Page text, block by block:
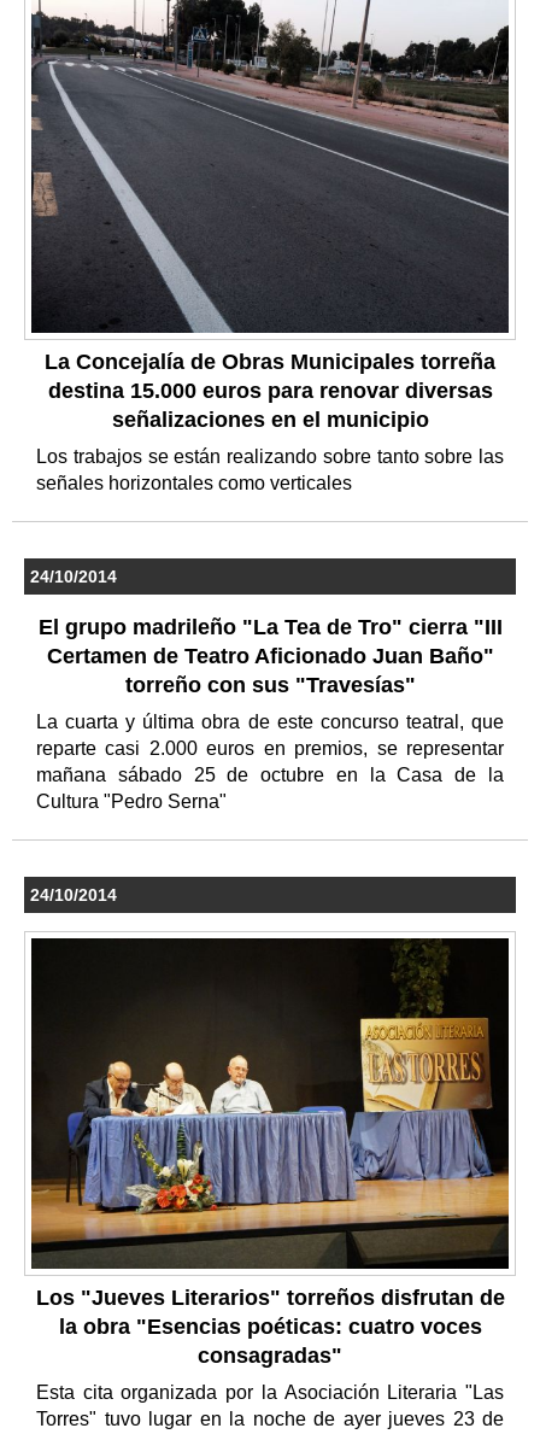
La Concejalía de Obras Municipales torreña
destina 15.000 euros para renovar diversas
señalizaciones en el municipio
Los trabajos se están realizando sobre tanto sobre las
señales horizontales como verticales
24/10/2014
El grupo madrileño "La Tea de Tro" cierra "III
Certamen de Teatro Aficionado Juan Baño"
torreño con sus "Travesías"
La cuarta y última obra de este concurso teatral, que
reparte casi 2.000 euros en premios, se representar
mañana sábado 25 de octubre en la Casa de la
Cultura "Pedro Serna"
24/10/2014
Los "Jueves Literarios" torreños disfrutan de
la obra "Esencias poéticas: cuatro voces
consagradas"
Esta cita organizada por la Asociación Literaria "Las
Torres" tuvo lugar en la noche de ayer jueves 23 de